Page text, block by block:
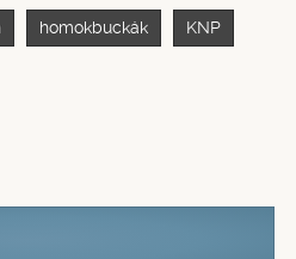
homokbuckák KNP